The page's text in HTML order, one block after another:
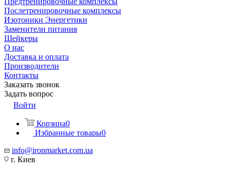
Послетренировочные комплексы
Изотоники Энергетики
Заменители питания
Шейкеры
О нас
Доставка и оплата
Производители
Контакты
Заказать звонок
Задать вопрос
Войти
Корзина0
Избранные товары0
info@ironmarket.com.ua
г. Киев